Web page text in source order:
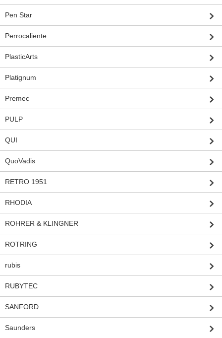
Pen Star
Perrocaliente
PlasticArts
Platignum
Premec
PULP
QUI
QuoVadis
RETRO 1951
RHODIA
ROHRER & KLINGNER
ROTRING
rubis
RUBYTEC
SANFORD
Saunders